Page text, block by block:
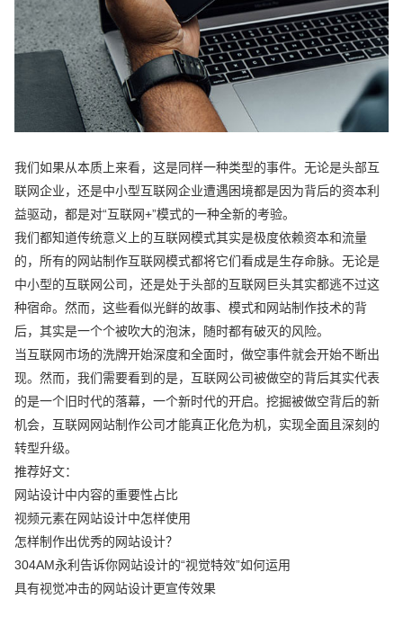
我们如果从本质上来看，这是同样一种类型的事件。无论是头部互
联网企业，还是中小型互联网企业遭遇困境都是因为背后的资本利
益驱动，都是对“互联网+”模式的一种全新的考验。
我们都知道传统意义上的互联网模式其实是极度依赖资本和流量
的，所有的网站制作互联网模式都将它们看成是生存命脉。无论是
中小型的互联网公司，还是处于头部的互联网巨头其实都逃不过这
种宿命。然而，这些看似光鲜的故事、模式和网站制作技术的背
后，其实是一个个被吹大的泡沫，随时都有破灭的风险。
当互联网市场的洗牌开始深度和全面时，做空事件就会开始不断出
现。然而，我们需要看到的是，互联网公司被做空的背后其实代表
的是一个旧时代的落幕，一个新时代的开启。挖掘被做空背后的新
机会，互联网网站制作公司才能真正化危为机，实现全面且深刻的
转型升级。
推荐好文：
网站设计中内容的重要性占比
视频元素在网站设计中怎样使用
怎样制作出优秀的网站设计？
304AM永利告诉你网站设计的“视觉特效”如何运用
具有视觉冲击的网站设计更宣传效果